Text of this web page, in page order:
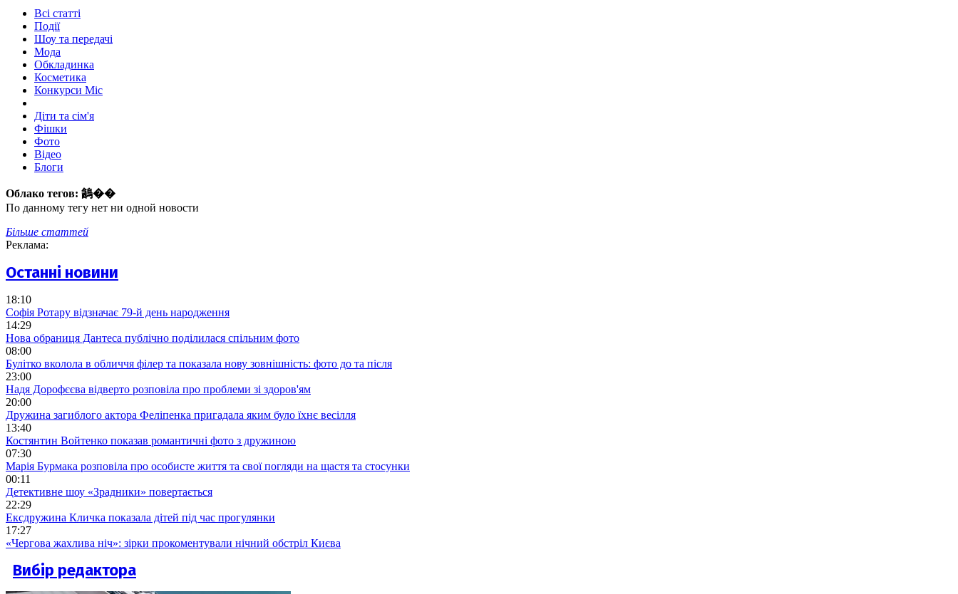
Всі статті
Події
Шоу та передачі
Мода
Обкладинка
Косметика
Конкурси Міс
Діти та сім'я
Фішки
Фото
Відео
Блоги
Облако тегов: 䳺��
По данному тегу нет ни одной новости
Більше статтей
Реклама:
Останні новини
18:10
Софія Ротару відзначає 79-й день народження
14:29
Нова обраниця Дантеса публічно поділилася спільним фото
08:00
Булітко вколола в обличчя філер та показала нову зовнішність: фото до та після
23:00
Надя Дорофєєва відверто розповіла про проблеми зі здоров'ям
20:00
Дружина загиблого актора Феліпенка пригадала яким було їхнє весілля
13:40
Костянтин Войтенко показав романтичні фото з дружиною
07:30
Марія Бурмака розповіла про особисте життя та свої погляди на щастя та стосунки
00:11
Детективне шоу «Зрадники» повертається
22:29
Ексдружина Кличка показала дітей під час прогулянки
17:27
«Чергова жахлива ніч»: зірки прокоментували нічний обстріл Києва
Вибір редактора